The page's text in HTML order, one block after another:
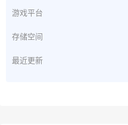
游戏平台
存储空间
最近更新